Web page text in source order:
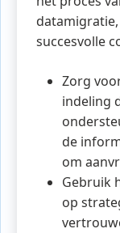
succesvolle
Zorg
indeling
de
om
Gebruik
op